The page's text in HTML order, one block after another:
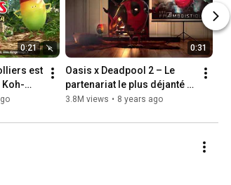
0:21
est
Koh-
0:31
Oasis x Deadpool 2 – Le
partenariat le plus déjanté
du cinémangue !
3.8M views • 8 years ago